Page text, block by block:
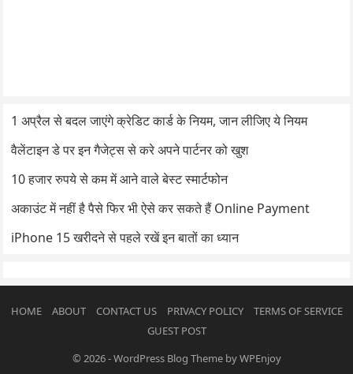
1 अप्रैल से बदल जाएंगे क्रेडिट कार्ड के नियम, जान लीजिए ये नियम
वैलेंटाइन डे पर इन गैजेट्स से करे अपने पार्टनर को खुश
10 हजार रुपये से कम में आने वाले बेस्ट स्मार्टफोन
अकाउंट में नहीं है पैसे फिर भी ऐसे कर सकते हैं Online Payment
iPhone 15 खरीदने से पहले रखें इन बातों का ध्यान
HOME ABOUT CONTACT US PRIVACY POLICY
TERMS OF SERVICE
GUEST POST
© 2026-WordPress Blog ThemebyWPEnjoy